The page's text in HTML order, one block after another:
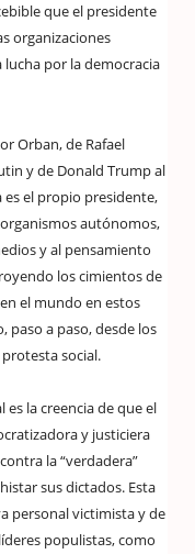
que el presidente
organizaciones
por la democracia
Orban, de Rafael
y de Donald Trump al
es el propio presidente,
autónomos,
y al pensamiento
los cimientos de
el mundo en estos
paso a paso, desde los
social.
la creencia de que el
y justiciera
la “verdadera”
sus dictados. Esta
personal victimista y de
populistas, como